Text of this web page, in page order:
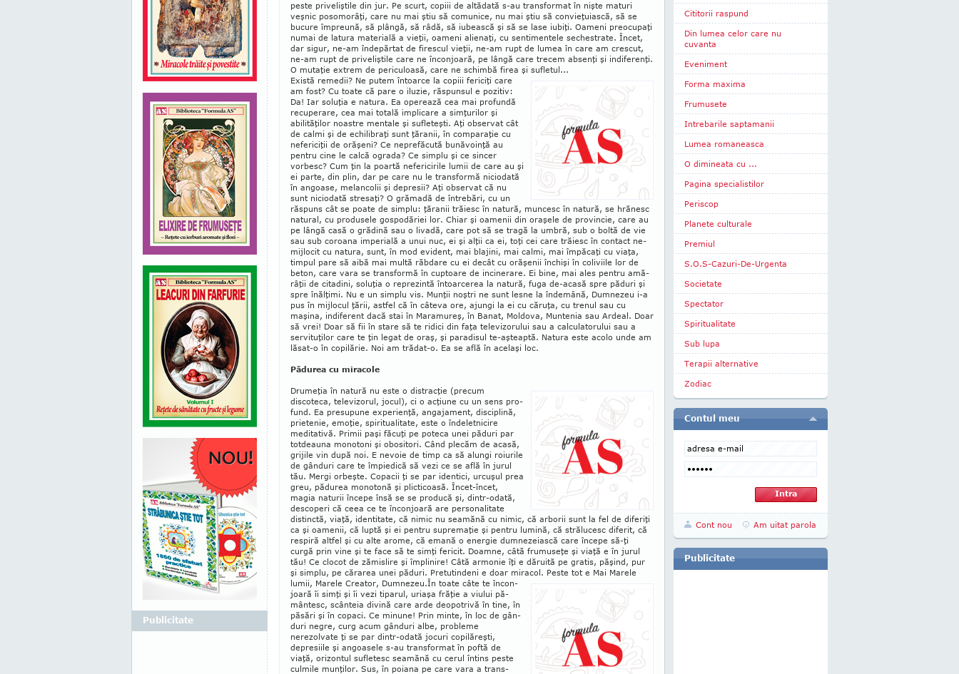
peste priveliştile din jur. Pe scurt, co­piii de altădată s-au trans­format în niş­te maturi
veşnic poso­mo­râţi, care nu mai ştiu să co­munice, nu mai ştiu să con­­vie­ţu­iască, să se
bucure îm­preună, să plân­gă, să râdă, să iu­bească şi să se lase iu­biţi. Oameni preo­cu­paţi
numai de latura materială a vieţii, oa­meni alie­naţi, cu sen­ti­men­tele seches­tra­te. Încet,
dar si­gur, ne-am înde­păr­tat de firescul vieţii, ne-am rupt de lumea în care am crescut,
ne-am rupt de prive­liş­ti­le care ne în­con­joară, pe lân­gă care tre­cem ab­senţi şi in­di­fe­renţi.
O mutaţie ex­trem de peri­cu­loa­să, care ne schimbă firea şi su­fletul...
Există remedii? Ne putem întoarce la copiii fericiţi care
am fost? Cu toate că pa­re o ilu­zie, răspunsul e po­zitiv:
Da! Iar soluţia e natura. Ea ope­rează cea mai pro­­fundă
recu­perare, cea mai totală impli­care a sim­ţu­rilor şi
abilităţilor noas­­tre mentale şi sufleteşti. Aţi ob­­ser­vat cât
de calmi şi de echilibraţi sunt ţă­ra­nii, în com­paraţie cu
nefe­ri­ciţii de orăşeni? Ce ne­pre­făcută bunăvoinţă au
pentru cine le calcă ograda? Ce sim­plu şi ce sincer
vorbesc? Cum ţin la poartă nefe­ri­cirile lu­mii de care au şi
ei par­te, din plin, dar pe care nu le transformă niciodată
în angoase, melan­colii şi depre­sii? Aţi observat că nu
sunt nicio­dată stresaţi? O gră­madă de întrebări, cu un
răs­puns cât se poate de sim­plu: ţăranii trăiesc în natură, muncesc în natură, se hră­nesc
na­tu­ral, cu pro­dusele gospo­dă­riei lor. Chiar şi oa­me­nii din oraşele de pro­vin­cie, ca­re au
pe lângă casă o gră­­dină sau o liva­dă, care pot să se tragă la um­bră, sub o boltă de vie
sau sub co­­roana im­perială a unui nuc, ei şi alţii ca ei, toţi cei care tră­iesc în contact ne­
mij­locit cu natura, sunt, în mod evi­dent, mai blajini, mai calmi, mai împăcaţi cu via­ţa,
timpul pare să aibă mai multă răbdare cu ei de­cât cu oră­şe­nii închişi în co­li­viile lor de
beton, care vara se trans­formă în cup­toare de inci­ne­rare. Ei bine, mai ales pen­tru amă­
râţii de cita­dini, soluţia o repre­zin­tă în­toar­ce­rea la natură, fuga de-acasă spre păduri şi
spre înăl­ţimi. Nu e un sim­plu vis. Munţii noştri ne sunt lesne la în­de­mâ­nă, Dum­nezeu i-a
pus în mijlocul ţă­rii, ast­fel că în câteva ore, ajungi la ei cu căruţa, cu tre­­nul sau cu
maşina, indife­rent dacă stai în Ma­ra­mureş, în Banat, Mol­do­va, Muntenia sau Ardeal. Doar
să vrei! Doar să fii în stare să te ridici din faţa te­levizorului sau a calcula­to­rului sau a
ser­vi­tuţilor care te ţin legat de oraş, şi pa­ra­­disul te-aşteaptă. Na­­tu­ra este acolo un­de am
lăsat-o în copilă­rie. Noi am tră­dat-o. Ea se află în ace­laşi loc.
Pădurea cu miracole
Drumeţia în natură nu este o dis­trac­ţie (pre­cum
discoteca, tele­vi­zo­rul, jocul), ci o acţiune cu un sens pro­­
fund. Ea presupune ex­pe­rienţă, an­ga­­ja­ment, dis­ci­pli­nă,
prie­te­nie, emo­ţie, spiri­tua­­litate, este o în­de­let­ni­cire
meditativă. Pri­mii paşi fă­cuţi pe poteca unei păduri par
tot­dea­­una mo­­­notoni şi obositori. Când ple­căm de acasă,
gri­ji­le vin după noi. E ne­voie de timp ca să alungi roiurile
de gân­duri care te îm­piedică să vezi ce se află în ju­rul
tău. Mergi or­beş­te. Co­pacii ţi se par iden­tici, urcu­şul prea
greu, pădu­rea mo­no­tonă şi plic­­ticoa­să. Încet-în­cet,
magia na­tu­rii în­­cepe însă se se pro­ducă şi, dintr-odată,
des­coperi că ceea ce te încon­joa­ră are perso­na­litate
distinctă, via­ţă, iden­ti­tate, că nimic nu sea­mă­nă cu ni­mic, că arbo­rii sunt la fel de di­feriţi
ca şi oa­me­nii, că luptă şi ei pentru supre­ma­ţie şi pen­tru lumină, că strălu­cesc diferit, că
res­pi­ră altfel şi cu alte arome, că ema­nă o energie dumne­zeiască care începe să-ţi
curgă prin vine şi te face să te simţi fericit. Doamne, câ­tă fru­mu­seţe şi via­ţă e în ju­rul
tău! Ce clocot de zămislire şi îm­pli­nire! Câtă ar­mo­nie îţi e dă­­ruită pe gratis, păşind, pur
şi simplu, pe că­rarea unei păduri. Pretutindeni e doar mi­racol. Peste tot e Mai Ma­rele
lumii, Marele Crea­­­tor, Dum­­ne­zeu.În toate câte te încon­
joa­ră îi simţi şi îi vezi ti­parul, uriaşa fră­ţie a viu­lui pă­
mân­tesc, scân­teia di­vi­­nă care arde deo­po­trivă în tine, în
păsări şi în co­paci. Ce minune! Prin minte, în loc de gân­
duri ne­gre, curg acum gânduri albe, pro­bleme
nerezolvate ţi se par din­tr-odată jocuri copi­lăreşti,
depresiile şi an­goa­sele s-au transformat în poftă de
viaţă, orizontul su­fle­tesc seamănă cu ce­rul întins pes­te
culmile mun­ţilor. Sus, în poiana pe care vara a trans­
Publicitate
Cititorii raspund
Din lumea celor care nu
cuvanta
Eveniment
Forma maxima
Frumusete
Intrebarile saptamanii
Lumea romaneasca
O dimineata cu ...
Pagina specialistilor
Periscop
Planete culturale
Premiul
S.O.S-Cazuri-De-Urgenta
Societate
Spectator
Spiritualitate
Sub lupa
Terapii alternative
Zodiac
Contul meu
Cont nou Am uitat parola
Publicitate